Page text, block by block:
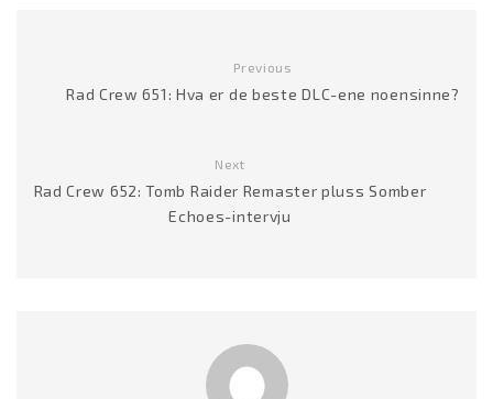
Previous
Rad Crew 651: Hva er de beste DLC-ene noensinne?
Next
Rad Crew 652: Tomb Raider Remaster pluss Somber
Echoes-intervju